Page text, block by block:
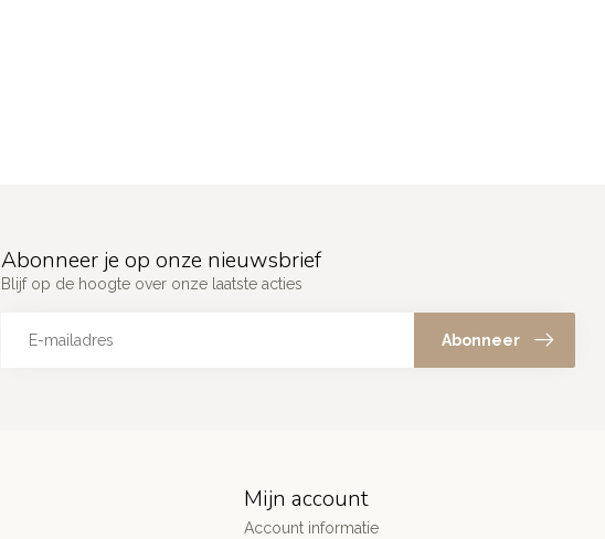
Abonneer je op onze nieuwsbrief
Blijf op de hoogte over onze laatste acties
Abonneer
Mijn account
Account informatie